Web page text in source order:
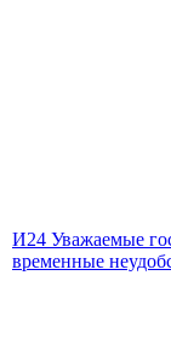
И24 Уважаемые
временные